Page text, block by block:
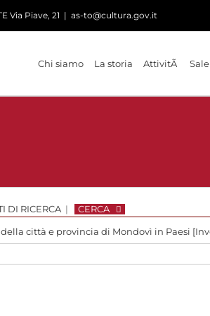
Via Piave, 21 | as-to@cultura.gov.it
Chi siamo La storia AttivitÃ
DI RICERCA | CERCA
città e provincia di Mondovì in Paesi